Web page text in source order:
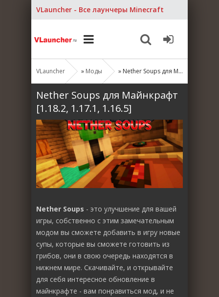
VLauncher - Все лаунчеры Minecraft
VLauncher » Моды » Nether Soups для Майнкрафт [1.18.2, 1.17.1, 1.16.5]
Nether Soups для Майнкрафт
[1.18.2, 1.17.1, 1.16.5]
Nether Soups - это улучшение для вашей
игры, собственно с этим замечательным
модом вы сможете добавить в игру новые
супы, которые вы сможете готовить из
грибов, они в свою очередь находятся в
нижнем мире. Скачивайте, и открывайте
для себя интересное обновление в
майнкрафте - вам понравиться мод, и не